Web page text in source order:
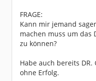
FRAGE:
Kann mir jemand
machen muss um das
zu können?
Habe auch bereits
ohne Erfolg.